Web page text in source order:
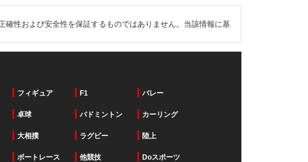
性および安全性を保証するものではありません。当該情報に基
フィギュア F1 バレー
卓球 バドミントン カーリング
大相撲 ラグビー 陸上
ボートレース 他競技 Doスポーツ